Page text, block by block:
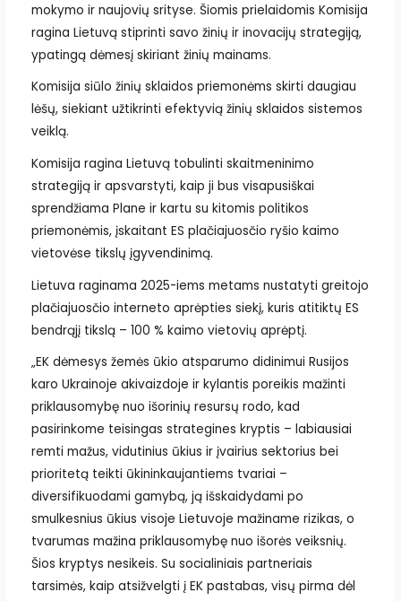
mokymo ir naujovių srityse. Šiomis prielaidomis Komisija
ragina Lietuvą stiprinti savo žinių ir inovacijų strategiją,
ypatingą dėmesį skiriant žinių mainams.
Komisija siūlo žinių sklaidos priemonėms skirti daugiau
lėšų, siekiant užtikrinti efektyvią žinių sklaidos sistemos
veiklą.
Komisija ragina Lietuvą tobulinti skaitmeninimo
strategiją ir apsvarstyti, kaip ji bus visapusiškai
sprendžiama Plane ir kartu su kitomis politikos
priemonėmis, įskaitant ES plačiajuosčio ryšio kaimo
vietovėse tikslų įgyvendinimą.
Lietuva raginama 2025-iems metams nustatyti greitojo
plačiajuosčio interneto aprėpties siekį, kuris atitiktų ES
bendrąjį tikslą – 100 % kaimo vietovių aprėptį.
„EK dėmesys žemės ūkio atsparumo didinimui Rusijos
karo Ukrainoje akivaizdoje ir kylantis poreikis mažinti
priklausomybę nuo išorinių resursų rodo, kad
pasirinkome teisingas strategines kryptis – labiausiai
remti mažus, vidutinius ūkius ir įvairius sektorius bei
prioritetą teikti ūkininkaujantiems tvariai –
diversifikuodami gamybą, ją išskaidydami po
smulkesnius ūkius visoje Lietuvoje mažiname rizikas, o
tvarumas mažina priklausomybę nuo išorės veiksnių.
Šios kryptys nesikeis. Su socialiniais partneriais
tarsimės, kaip atsižvelgti į EK pastabas, visų pirma dėl